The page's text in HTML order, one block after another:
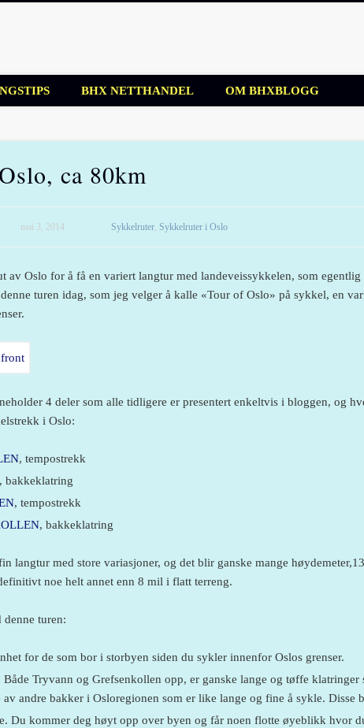
BHX NETTHANDEL OM BHXBLOGG
ca 80km
mai 3, 2014 Sykkelruter, Sykkelruter i Oslo
av Oslo for å få en variert langtur med landeveissykkelen, som
turen idag, som jeg velger å kalle «Tour of Oslo» på sykkel, en
4 deler som alle tidligere er presentert enkeltvis i bloggen, og
i Oslo:
, tempostrekk
bakkeklatring
, tempostrekk
, bakkeklatring
langtur med store variasjoner, og det blir ganske mange
noe helt annet enn 8 mil i flatt terreng.
denne turen:
for de som bor i storbyen siden du sykler innenfor Oslos grenser.
Tryvann og Grefsenkollen opp, er ganske lange og tøffe
andre bakker i Osloregionen som er like lange og fine å sykle. Disse
Du kommer deg høyt opp over byen og får noen flotte øyeblikk hvor